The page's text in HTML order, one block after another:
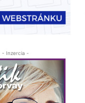
- Inzercia -